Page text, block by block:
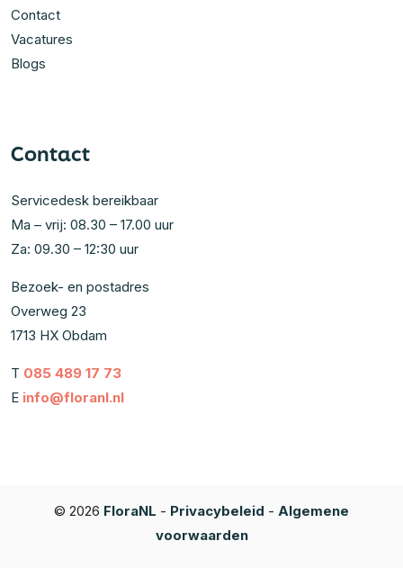
Contact
Vacatures
Blogs
Contact
Servicedesk bereikbaar
Ma – vrij: 08.30 – 17.00 uur
Za: 09.30 – 12:30 uur
Bezoek- en postadres
Overweg 23
1713 HX Obdam
T 085 489 17 73
E info@floranl.nl
© 2026 FloraNL - Privacybeleid - Algemene
voorwaarden